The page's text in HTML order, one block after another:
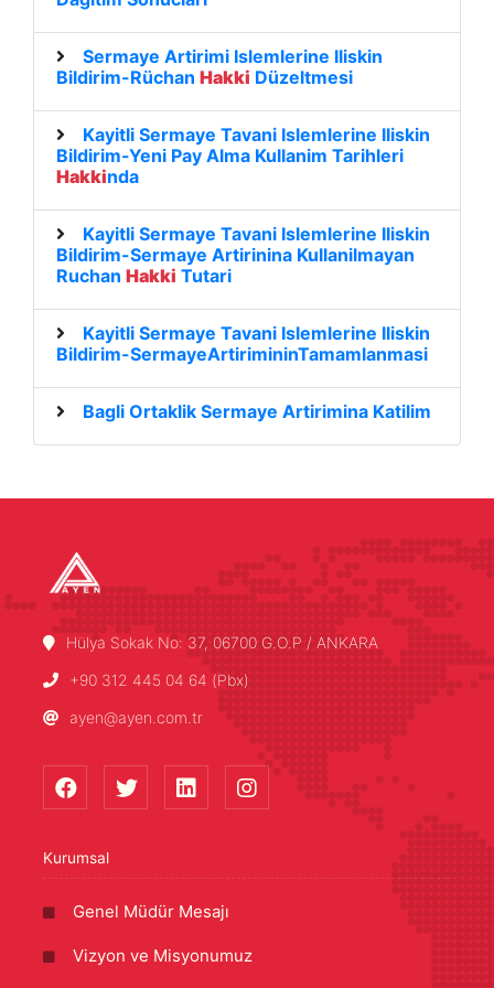
Sermaye Artirimi Islemlerine Iliskin
Bildirim-Rüchan Hakki Düzeltmesi
Kayitli Sermaye Tavani Islemlerine Iliskin
Bildirim-Yeni Pay Alma Kullanim Tarihleri
Hakkinda
Kayitli Sermaye Tavani Islemlerine Iliskin
Bildirim-Sermaye Artirinina Kullanilmayan
Ruchan Hakki Tutari
Kayitli Sermaye Tavani Islemlerine Iliskin
Bildirim-SermayeArtirimininTamamlanmasi
Bagli Ortaklik Sermaye Artirimina Katilim
Hülya Sokak No: 37, 06700 G.O.P / ANKARA
+90 312 445 04 64 (Pbx)
ayen@ayen.com.tr
Kurumsal
Genel Müdür Mesajı
Vizyon ve Misyonumuz